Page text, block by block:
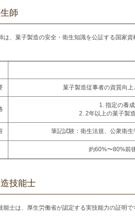
師
は、菓子製造の安全・衛生知識を公証する国家
菓子製造従事者の資質向
1. 指定の養
2. 2年以上の菓子製
筆記試験：衛生法規、公衆衛
約60%〜80%前
技能士
能士は、厚生労働省が認定する実技能力の証明